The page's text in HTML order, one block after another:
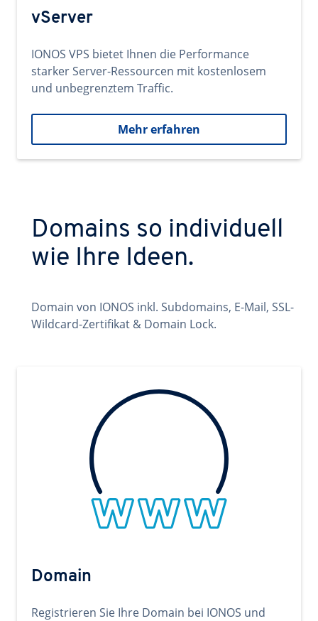
vServer
IONOS VPS bietet Ihnen die Performance
starker Server-Ressourcen mit kostenlosem
und unbegrenztem Traffic.
Mehr erfahren
Domains so individuell
wie Ihre Ideen.
Domain von IONOS inkl. Subdomains, E-Mail, SSL-
Wildcard-Zertifikat & Domain Lock.
Domain
Registrieren Sie Ihre Domain bei IONOS und